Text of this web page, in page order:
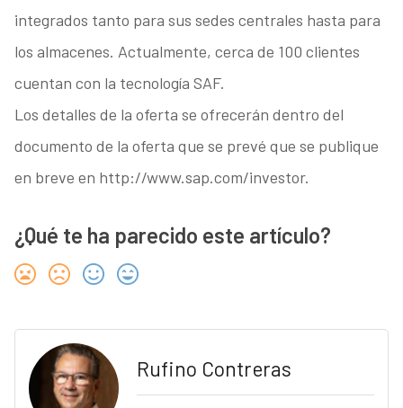
integrados tanto para sus sedes centrales hasta para
los almacenes. Actualmente, cerca de 100 clientes
cuentan con la tecnología SAF.
Los detalles de la oferta se ofrecerán dentro del
documento de la oferta que se prevé que se publique
en breve en http://www.sap.com/investor.
¿Qué te ha parecido este artículo?
Rufino Contreras